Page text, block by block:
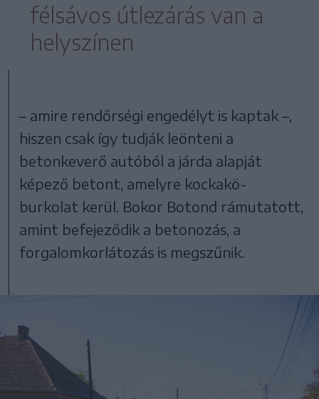
félsávos útlezárás van a
helyszínen
– amire rendőrségi engedélyt is kaptak –,
hiszen csak így tudják leönteni a
betonkeverő autóból a járda alapját
képező betont, amelyre kockakö-
burkolat kerül. Bokor Botond rámutatott,
amint befejeződik a betonozás, a
forgalomkorlátozás is megszűnik.